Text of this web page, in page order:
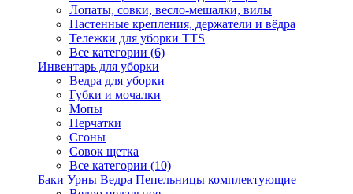
Лопаты, совки, весло-мешалки, вилы
Настенные крепления, держатели и вёдра
Тележки для уборки TTS
Все категории (6)
Инвентарь для уборки
Ведра для уборки
Губки и мочалки
Мопы
Перчатки
Сгоны
Совок щетка
Все категории (10)
Баки Урны Ведра Пепельницы комплектующие